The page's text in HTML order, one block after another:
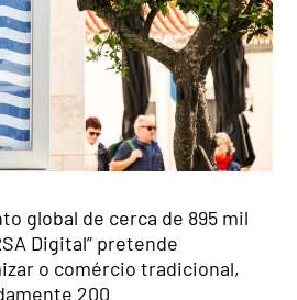
global de cerca de 895 mil
Digital” pretende
o comércio tradicional,
200